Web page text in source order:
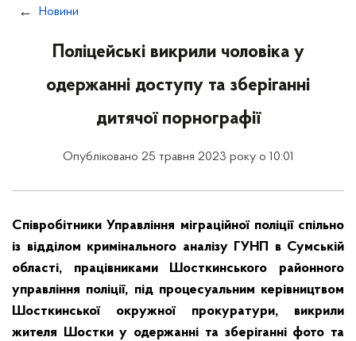
Новини
Поліцейські викрили чоловіка у
одержанні доступу та зберіганні
дитячої порнографії
Опубліковано 25 травня 2023 року о 10:01
Співробітники Управління міграційної поліції спільно
із відділом кримінального аналізу ГУНП в Сумській
області, працівниками Шосткинського районного
управління поліції, під процесуальним керівництвом
Шосткинської окружної прокуратури, викрили
жителя Шостки у одержанні та зберіганні фото та